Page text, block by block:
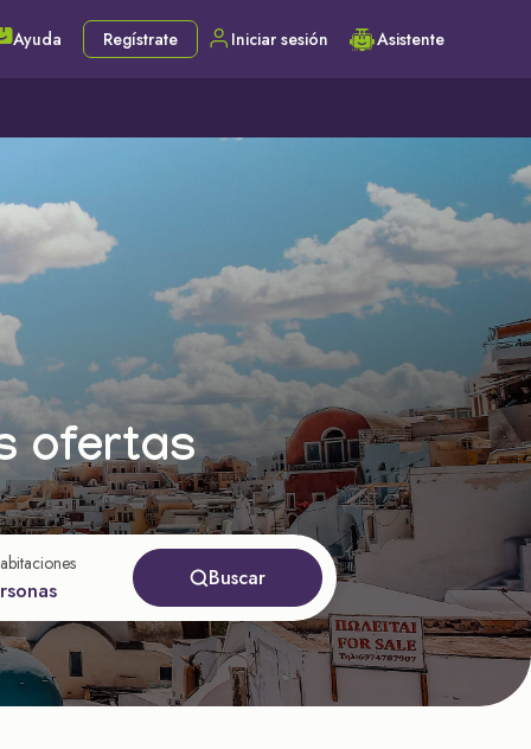
Ayuda Regístrate Iniciar sesión Asistente
ofertas
Buscar